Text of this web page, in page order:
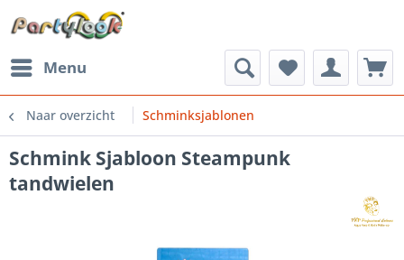
Menu
Naar overzicht Schminksjablonen
Schmink Sjabloon Steampunk
tandwielen